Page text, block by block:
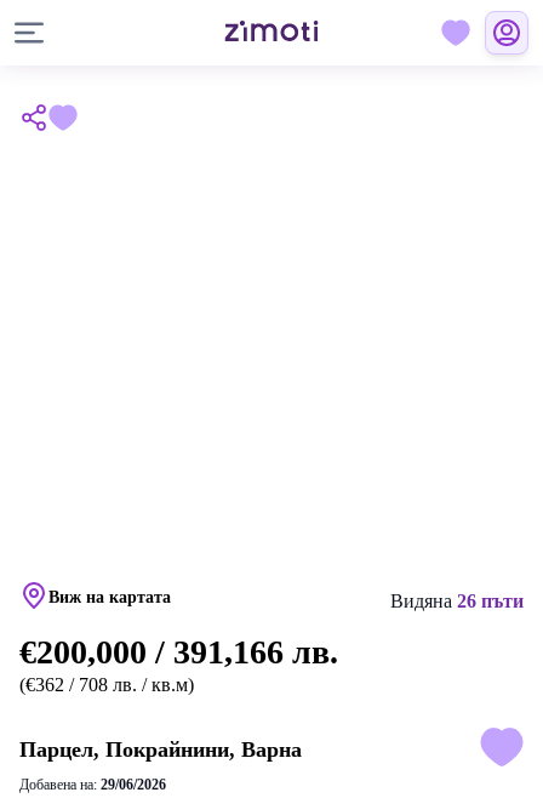
Виж на картата Видяна 26 пъти
€200,000 / 391,166 лв.
(€362 / 708 лв. / кв.м)
Парцел, Покрайнини, Варна
Добавена на: 29/06/2026